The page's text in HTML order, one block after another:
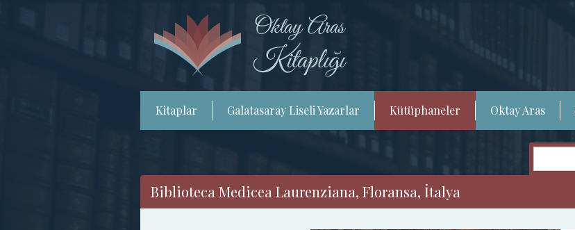
Kitaplar Galatasaray Liseli Yazarlar Kütüphaneler Oktay Aras
Biblioteca Medicea Laurenziana, Floransa, İtalya